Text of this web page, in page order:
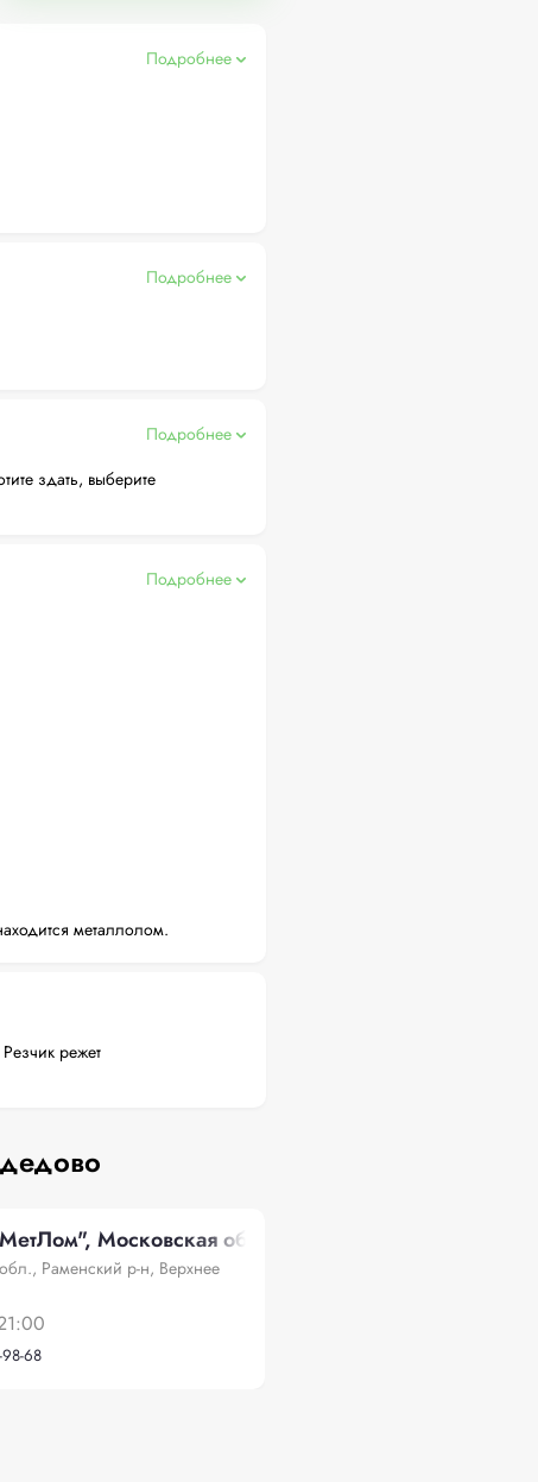
Подробнее
Подробнее
Подробнее
здать, выберите
Подробнее
металлолом.
режет
Московская обл., Раменский р-н, Верхнее
Раменский р-н, Верхнее
68